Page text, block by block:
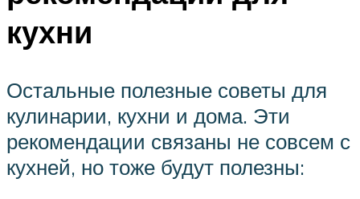
кухни
Остальные полезные советы для
кулинарии, кухни и дома. Эти
рекомендации связаны не совсем с
кухней, но тоже будут полезны: